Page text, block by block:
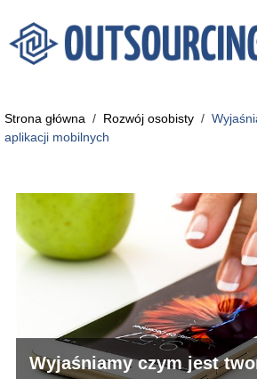
Strona główna / Rozwój osobisty /
aplikacji mobilnych
Wyjaśniamy czym jest